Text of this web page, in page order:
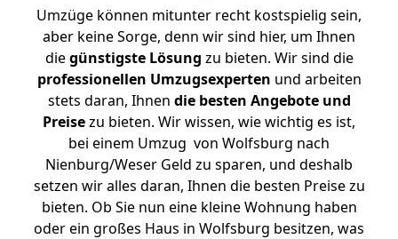
Umzüge können mitunter recht kostspielig sein,
aber keine Sorge, denn wir sind hier, um Ihnen
diegünstigste Lösung zu bieten. Wir sind die
professionellen Umzugsexperten und arbeiten
stets daran, Ihnen die besten Angebote und
Preisezu bieten. Wir wissen, wie wichtig es ist,
bei einem Umzug von Wolfsburg nach
Nienburg/Weser Geld zu sparen, und deshalb
setzen wir alles daran, Ihnen die besten Preise zu
bieten. Ob Sie nun eine kleine Wohnung haben
oder ein großes Haus in Wolfsburg besitzen, was